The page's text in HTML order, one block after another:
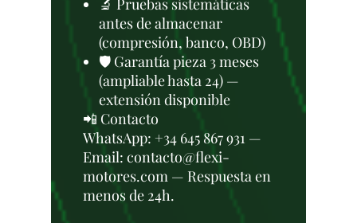
🔬 Pruebas sistemáticas
antes de almacenar
(compresión, banco, OBD)
🛡️ Garantía pieza 3 meses
(ampliable hasta 24) —
extensión disponible
📲 Contacto
WhatsApp: +34 645 867 931 —
Email: contacto@flexi-
motores.com — Respuesta en
menos de 24h.